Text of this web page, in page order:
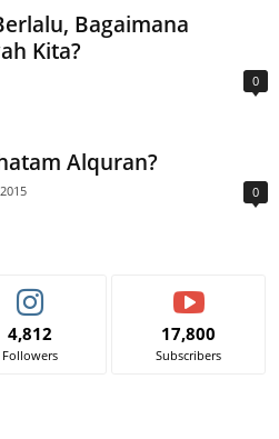
Bagaimana
Kita?
0
Alquran?
0
4,812
Followers
17,800
Subscribers